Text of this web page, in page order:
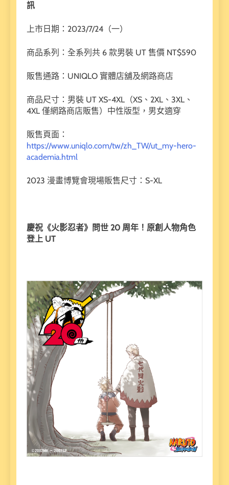
訊
上市日期：2023/7/24（一）
商品系列：全系列共 6 款男裝 UT 售價 NT$590
販售通路：UNIQLO 實體店舖及網路商店
商品尺寸：男裝 UT XS-4XL（XS、2XL、3XL、
4XL 僅網路商店販售）中性版型，男女適穿
販售頁面：
https://www.uniqlo.com/tw/zh_TW/ut_my-hero-
academia.html
2023 漫畫博覽會現場販售尺寸：S-XL
慶祝《火影忍者》問世 20 周年！原創人物角色
登上 UT